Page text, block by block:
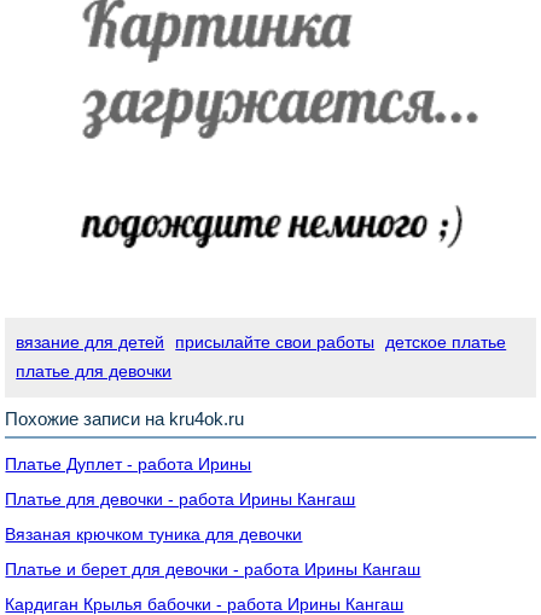
вязание для детей присылайте свои работы
детское платье
платье для девочки
Похожие записи на kru4ok.ru
Платье Дуплет - работа Ирины
Платье для девочки - работа Ирины Кангаш
Вязаная крючком туника для девочки
Платье и берет для девочки - работа Ирины Кангаш
Кардиган Крылья бабочки - работа Ирины Кангаш